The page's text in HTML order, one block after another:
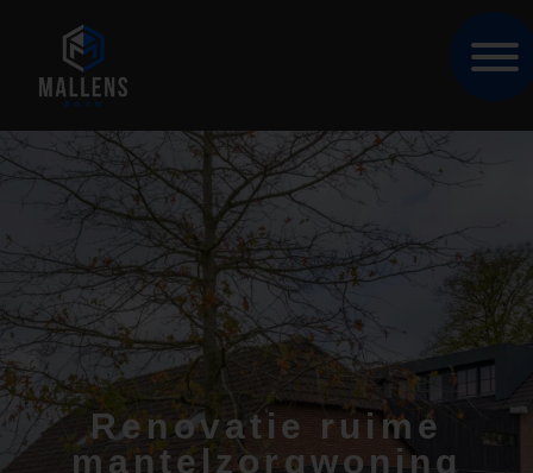
Renovatie ruime
mantelzorgwoning